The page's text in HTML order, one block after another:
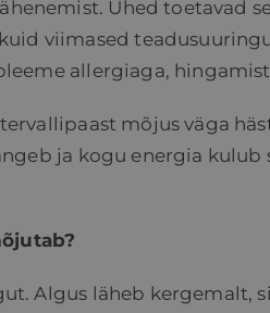
Ühed toetavad
viimased
allergiaga,
mõjus väga
ja kogu energia kulub
Algus läheb